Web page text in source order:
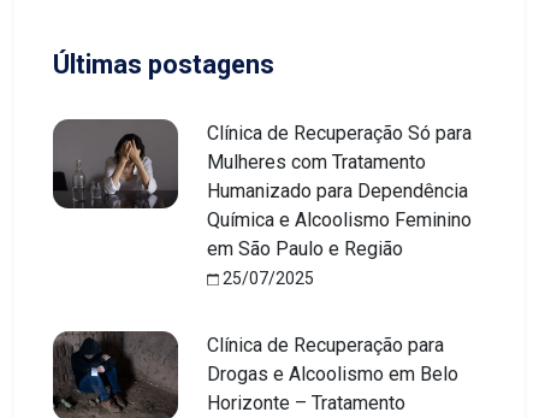
Últimas postagens
Clínica de Recuperação Só para
Mulheres com Tratamento
Humanizado para Dependência
Química e Alcoolismo Feminino
em São Paulo e Região
25/07/2025
Clínica de Recuperação para
Drogas e Alcoolismo em Belo
Horizonte – Tratamento